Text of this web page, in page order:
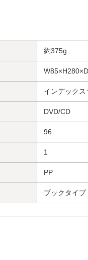
約375g
インデック
DVD/CD
96
1
PP
ブックタイプ